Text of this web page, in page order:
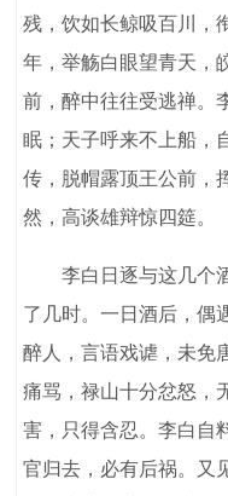
残，饮如长鲸吸百川，
年，举觞白眼望青天，
前，醉中往往受逃禅。
眠；天子呼来不上船，
传，脱帽露顶王公前，
然，高谈雄辩惊四筵。
李白日逐与这几个酒
了几时。一日酒后，偶
醉人，言语戏谑，未免
痛骂，禄山十分忿怒，
害，只得含忍。李白自
官归去，必有后祸。又